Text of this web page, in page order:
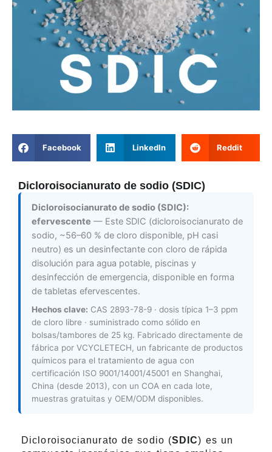
Facebook LinkedIn Reddit
Dicloroisocianurato de sodio (SDIC)
Dicloroisocianurato de sodio (SDIC):
efervescente — Este SDIC (dicloroisocianurato de
sodio, ~56–60 % de cloro disponible, pH casi
neutro) es un desinfectante con cloro de rápida
disolución para agua potable, piscinas y
desinfección de emergencia, disponible en forma
de tabletas efervescentes.
Hechos clave: CAS 2893-78-9 · dosis típica 1–3 ppm
de cloro libre · suministrado como sólido en
bolsas/tambores de 25 kg. Fabricado directamente de
fábrica por VCYCLETECH, un fabricante de productos
químicos para el tratamiento de agua con
certificación ISO 9001/14001/45001 en Shanghai,
China (desde 2013), con un COA en cada lote,
muestras gratuitas y OEM/ODM disponibles.
Dicloroisocianurato de sodio (SDIC) es un